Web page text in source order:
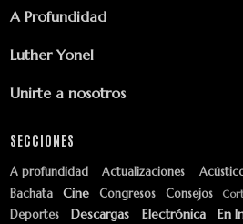
A Profundidad
Luther Yonel
Unirte a nosotros
SECCIONES
A profundidad Actualizaciones
Bachata Cine Congresos Consejos
Deportes
Descargas Electrónica En